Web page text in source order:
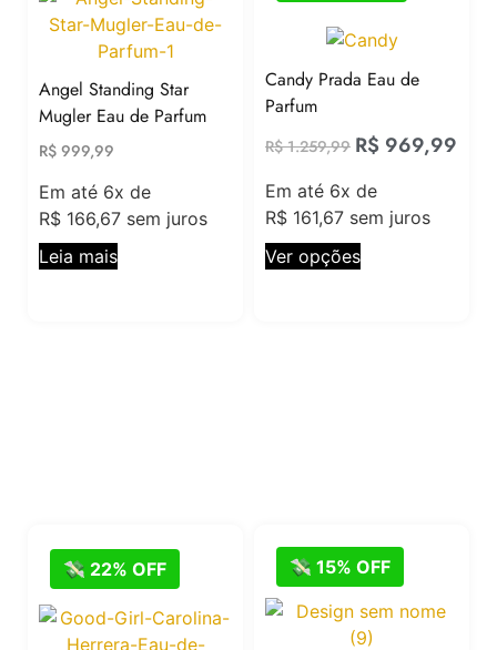
Angel Standing Star
Mugler Eau de Parfum
R$ 999,99
Em até 6x de
R$ 166,67 sem juros
Leia mais
Candy Prada Eau de
Parfum
R$1.259,99 R$ 969,99
Em até 6x de
R$ 161,67 sem juros
Ver opções
💸 22% OFF 💸 15% OFF